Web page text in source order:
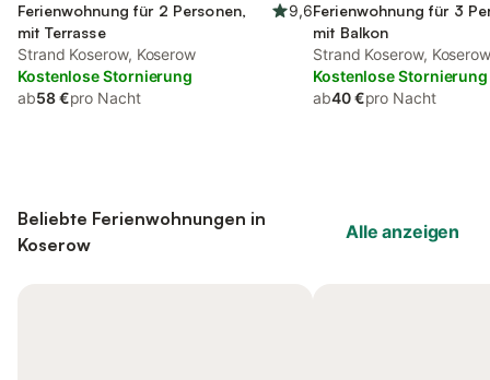
Ferienwohnung für 2 Personen,
mit Terrasse
9,6
Strand Koserow, Koserow
Kostenlose Stornierung
ab58 €pro Nacht
Ferienwohnung für 3
mit Balkon
Strand Koserow,
Kostenlose Stornierung
ab40 €pro Nacht
Beliebte Ferienwohnungen in
Koserow
Alle anzeigen